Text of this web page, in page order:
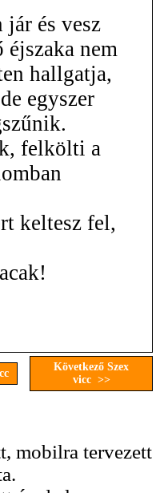
és vesz
nem
hallgatja,
egyszer
felkölti a
keltesz fel,
Következő Szex
vicc >>
mobilra tervezett